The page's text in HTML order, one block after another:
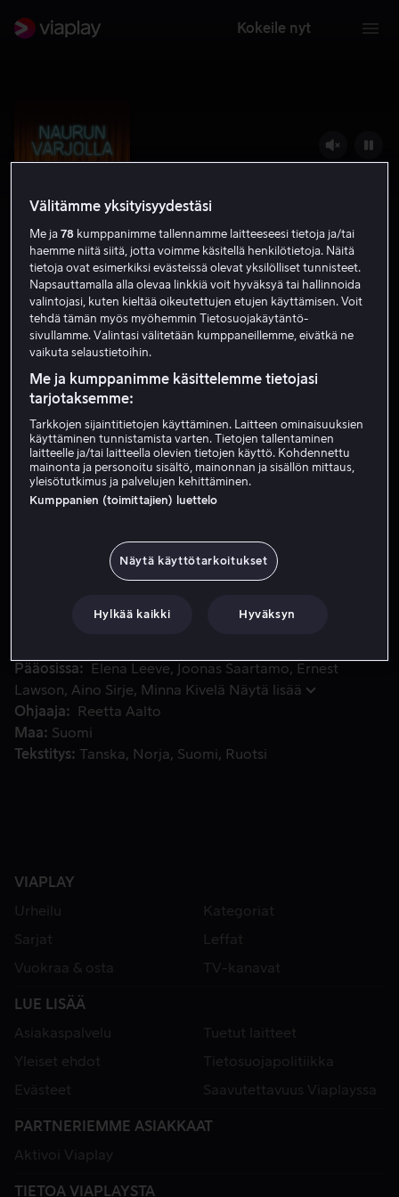
Kokeile nyt
Naurun varjolla
4.8 Komedia
HD
Vuokraa 4,99 €
Osta 7,99 €
Työttömäksi jäänyt Maria osallistuu stand up -kurssille,
Työttömäksi jäänyt Maria osallistuu stand up -kurssille,
ja päätyy aloittelevien koomikoiden kilpailukiertueelle.
ole enää entisensä.
Pääosissa Elena Leeve Joonas Saartamo
Ernest
Lawson
Aino Sirje Minna Kivelä Näytä lisää
Ohjaaja
Reetta Aalto
Maa
Suomi
Tekstitys
Tanska Norja Suomi Ruotsi
VIAPLAY
Urheilu
Kategoriat
Sarjat
Leffat
Vuokraa & osta
TV-kanavat
LUE LISÄÄ
Asiakaspalvelu
Tuetut laitteet
Yleiset ehdot
Tietosuojapolitiikka
Evästeet
Saavutettavuus Viaplayssa
PARTNERIEMME ASIAKKAAT
Aktivoi Viaplay
TIETOA VIAPLAYSTA
Välitämme yksityisyydestäsi
Me ja78 kumppanimme tallennamme laitteeseesi tietoja ja/tai
haemme niitä siitä, jotta voimme käsitellä henkilötietoja. Näitä
tietoja ovat esimerkiksi evästeissä olevat yksilölliset tunnisteet.
Napsauttamalla alla olevaa linkkiä voit hyväksyä tai hallinnoida
valintojasi, kuten kieltää oikeutettujen etujen käyttämisen. Voit
tehdä tämän myös myöhemmin Tietosuojakäytäntö-
sivullamme. Valintasi välitetään kumppaneillemme, eivätkä ne
vaikuta selaustietoihin.
Me ja kumppanimme käsittelemme tietojasi
tarjotaksemme:
Tarkkojen sijaintitietojen käyttäminen. Laitteen ominaisuuksien
käyttäminen tunnistamista varten. Tietojen tallentaminen
laitteelle ja/tai laitteella olevien tietojen käyttö. Kohdennettu
mainonta ja personoitu sisältö, mainonnan ja sisällön mittaus,
yleisötutkimus ja palvelujen kehittäminen.
Kumppanien (toimittajien) luettelo
Näytä käyttötarkoitukset
Hylkää kaikki Hyväksyn